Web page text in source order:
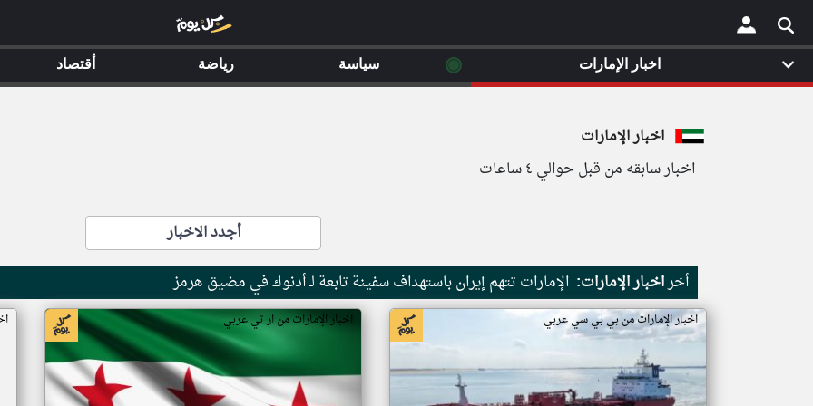
×
اخبار الإمارات
اخبار سابقه من قبل حوالي ٤ ساعات
أجدد الاخبار
أخراخبار الإمارات: الإمارات تتهم إيران باستهداف سفينة تابعة لـ أدنوك في مضيق هرمز
اخبار الإمارات من بي بي سي عربي اخبار الإمارات من ار تي عربي
اخبار الإمارات ◉ سياسة رياضة أقتصاد